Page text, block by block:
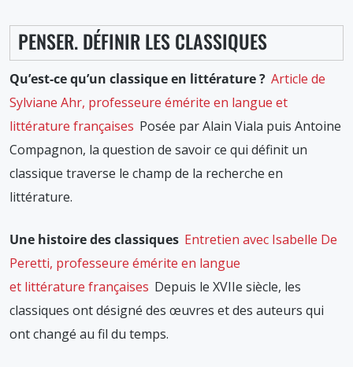
PENSER. DÉFINIR LES CLASSIQUES
Qu’est-ce qu’un classique en littérature ? Article de
Sylviane Ahr, professeure émérite en langue et
littérature françaises Posée par Alain Viala puis Antoine
Compagnon, la question de savoir ce qui définit un
classique traverse le champ de la recherche en
littérature.
Une histoire des classiques Entretien avec Isabelle De
Peretti, professeure émérite en langue
et littérature françaises Depuis le XVIIe siècle, les
classiques ont désigné des œuvres et des auteurs qui
ont changé au fil du temps.